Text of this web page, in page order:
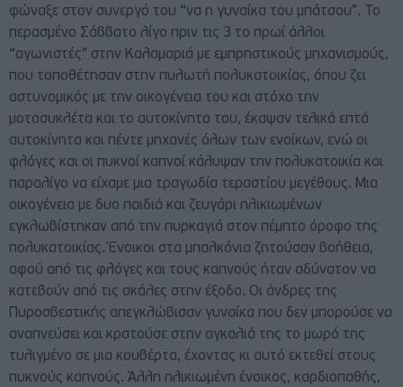
φώναξε στον συνεργό του “να η γυναίκα του μπάτσου”. Το
περασμένο Σάββατο λίγο πριν τις 3 το πρωί άλλοι
“αγωνιστές” στην Καλαμαριά με εμπρηστικούς μηχανισμούς,
που τοποθέτησαν στην πυλωτή πολυκατοικίας, όπου ζει
αστυνομικός με την οικογένεια του και στόχο την
μοτοσυκλέτα και το αυτοκίνητο του, έκαψαν τελικά επτά
αυτοκίνητα και πέντε μηχανές όλων των ενοίκων, ενώ οι
φλόγες και οι πυκνοί καπνοί κάλυψαν την πολυκατοικία και
παραλίγο να είχαμε μια τραγωδία τεραστίου μεγέθους. Μια
οικογένεια με δυο παιδιά και ζευγάρι ηλικιωμένων
εγκλωβίστηκαν από την πυρκαγιά στον πέμπτο όροφο της
πολυκατοικίας. Ένοικοι στα μπαλκόνια ζητούσαν βοήθεια,
αφού από τις φλόγες και τους καπνούς ήταν αδύνατον να
κατεβούν από τις σκάλες στην έξοδο. Οι άνδρες της
Πυροσβεστικής απεγκλώβισαν γυναίκα που δεν μπορούσε να
αναπνεύσει και κρατούσε στην αγκαλιά της το μωρό της
τυλιγμένο σε μια κουβέρτα, έχοντας κι αυτό εκτεθεί στους
πυκνούς καπνούς. Άλλη ηλικιωμένη ένοικος, καρδιοπαθής,